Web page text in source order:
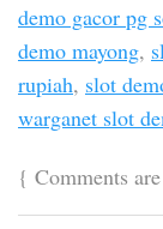
demo gacor pg
demo mayong,
rupiah, slot
warganet slot
{ Comments